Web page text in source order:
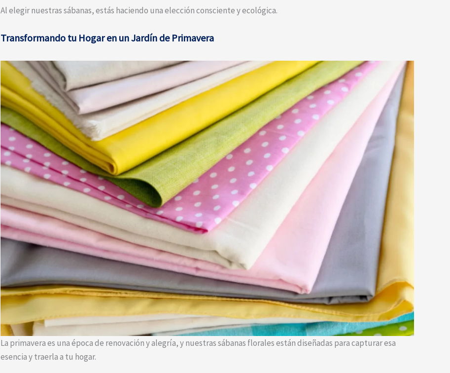
Al elegir nuestras sábanas, estás haciendo una elección consciente y ecológica.
Transformando tu Hogar en un Jardín de Primavera
La primavera es una época de renovación y alegría, y nuestras sábanas florales están diseñadas para capturar esa
esencia y traerla a tu hogar.